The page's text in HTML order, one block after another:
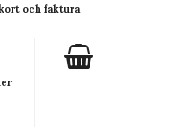
och faktura